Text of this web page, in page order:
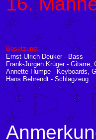
Besetzung:
Ernst-Ulrich Deuker - Bass
Frank-Jürgen Krüger - Gitarre,
Annette Humpe - Keyboards,
Hans Behrendt - Schlagzeug